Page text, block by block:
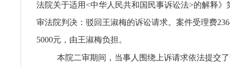
法院关于适用<中华人民共和国民事诉讼法>的解释》
审法院判决：驳回王淑梅的诉讼请求。案件受理费
5000元，由王淑梅负担。
本院二审期间，当事人围绕上诉请求依法提交